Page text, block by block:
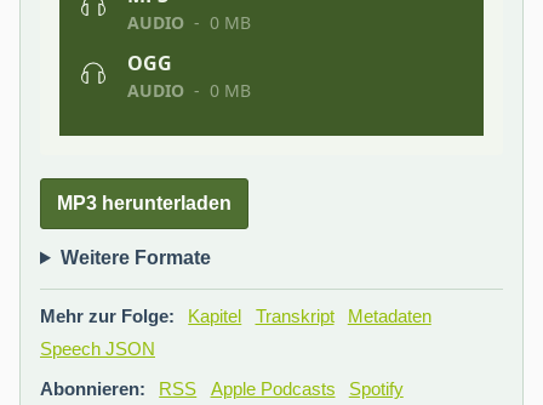
MP3 herunterladen
Weitere Formate
Mehr zur Folge: Kapitel Transkript
Metadaten
Speech JSON
Abonnieren:
RSS Apple Podcasts
Spotify